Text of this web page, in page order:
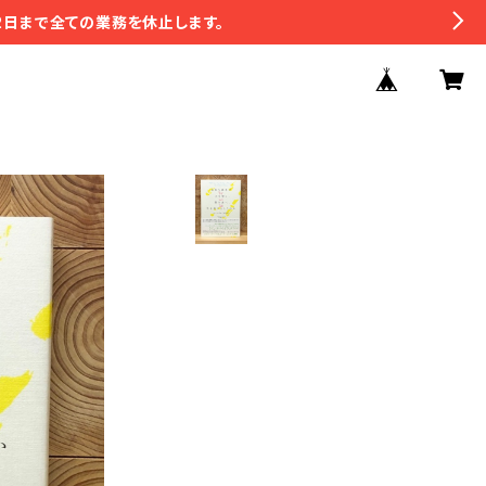
まで全ての業務を休止します。